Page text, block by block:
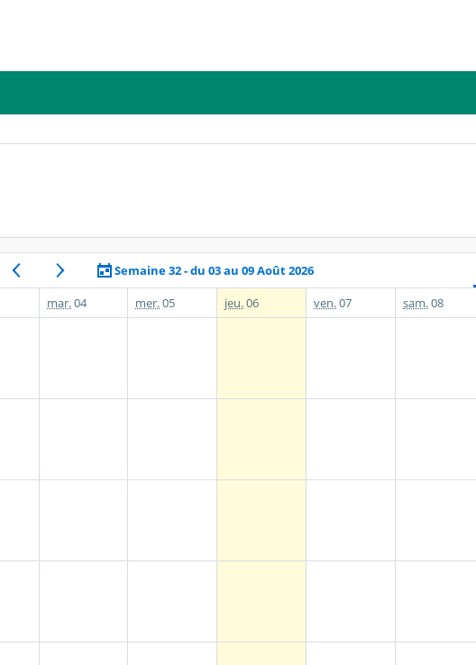
Semaine 32 - du 03 au 09 Août 2026
mar.04 mer.05 jeu.06 ven.07 sam.08